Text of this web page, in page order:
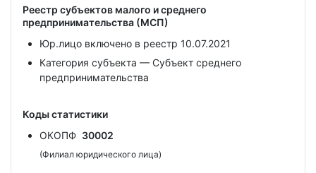
Реестр субъектов малого и среднего
предпринимательства (МСП)
Юр.лицо включено в реестр 10.07.2021
Категория субъекта — Субъект среднего
предпринимательства
Коды статистики
ОКОПФ 30002
(Филиал юридического лица)